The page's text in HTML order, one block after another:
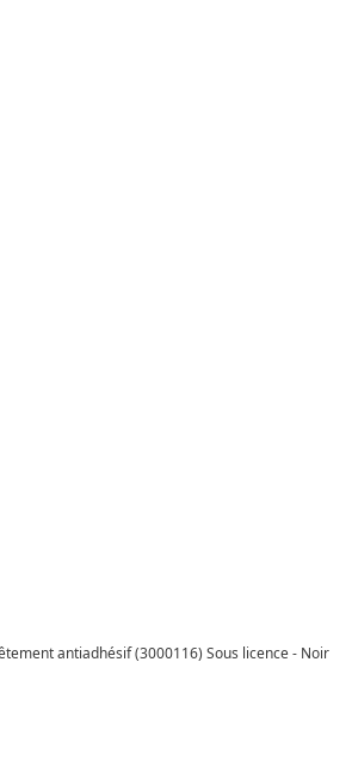
antiadhésif (3000116) Sous licence - Noir